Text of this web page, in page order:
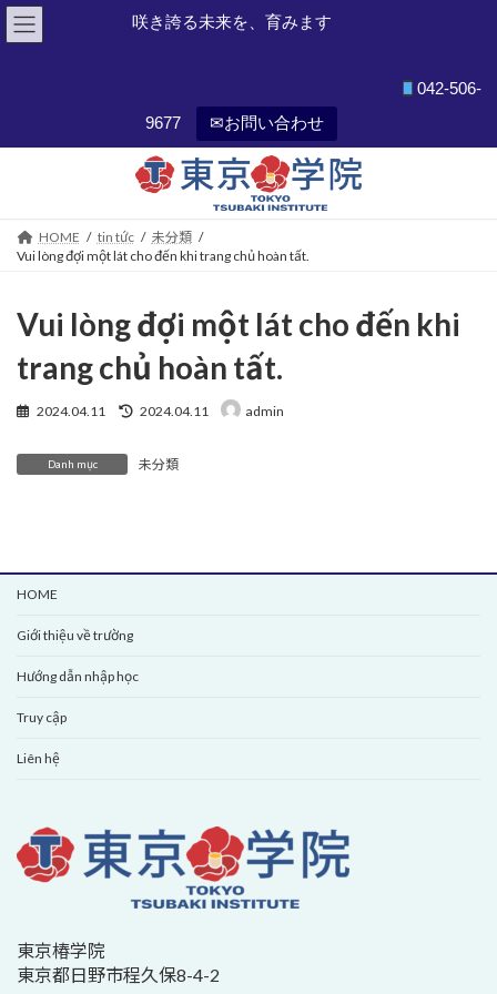
咲き誇る未来を、育みます
042-506-
9677
✉お問い合わせ
HOME tin tức
未分類
Vui lòng đợi một lát cho đến khi trang chủ hoàn tất.
Vui lòng đợi một lát cho đến khi
trang chủ hoàn tất.
2024.04.11
Last
updated
2024.04.11 admin
Danh mục 未分類
HOME
Giới thiệu về trường
Hướng dẫn nhập học
Truy cập
Liên hệ
東京椿学院
東京都日野市程久保8-4-2